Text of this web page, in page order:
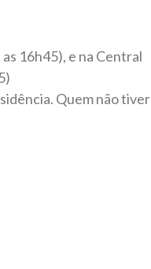
16h45), e na Central
Quem não tiver